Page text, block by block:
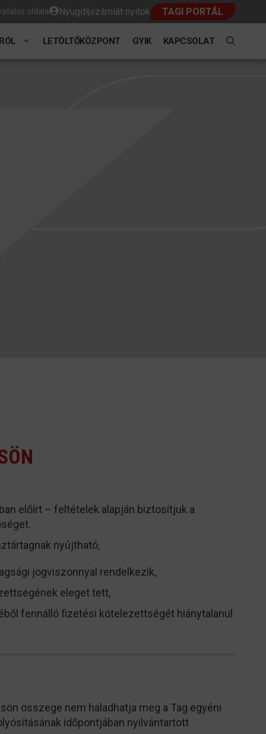
oldala Nyugdíjszámlát nyitok TAGI PORTÁL
LETÖLTŐKÖZPONT GYIK KAPCSOLAT
előírt – feltételek alapján biztosítjuk a
nyújtható,
jogviszonnyal rendelkezik,
eleget tett,
fennálló fizetési kötelezettségét hiánytalanul
összege nem haladhatja meg a Tag egyéni
időpontjában nyilvántartott